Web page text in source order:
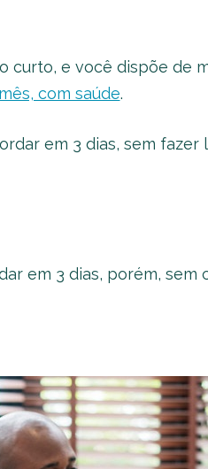
curto, e você dispõe de
com saúde.
em 3 dias, sem fazer
em 3 dias, porém, sem